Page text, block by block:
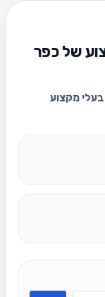
של כפר
מקצוע